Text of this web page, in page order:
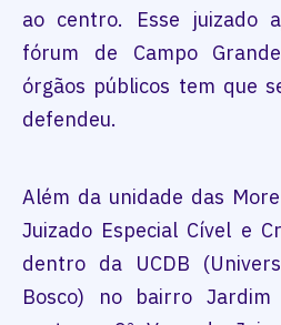
ao centro. Esse juizado
fórum de Campo
órgãos públicos tem que
defendeu.
Além da unidade das
Juizado Especial Cível e
dentro da UCDB
Bosco) no bairro